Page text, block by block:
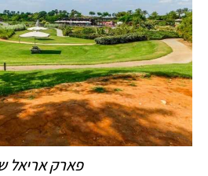
פארק אריאל